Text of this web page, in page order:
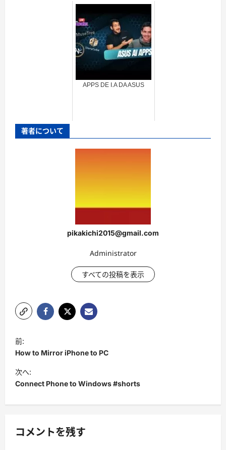
APPS DE I.A DA ASUS
著者について
pikakichi2015@gmail.com
Administrator
すべての投稿を表示
投
稿
ナ
ビ
シ
前:
How to Mirror iPhone to PC
次へ:
Connect Phone to Windows #shorts
コメントを残す